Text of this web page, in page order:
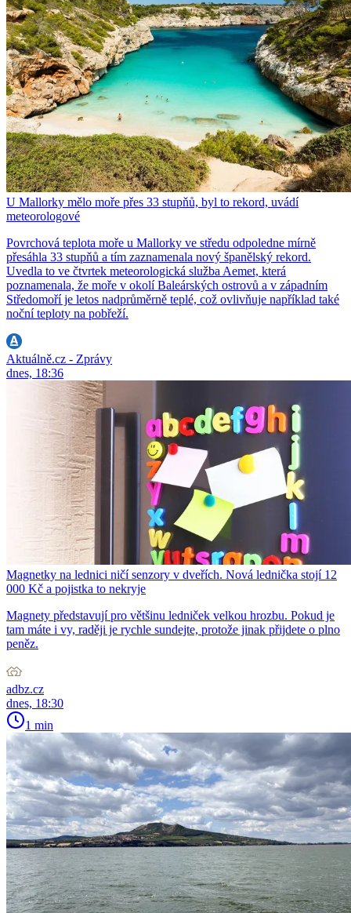
U Mallorky mělo moře přes 33 stupňů, byl to rekord, uvádí
meteorologové
Povrchová teplota moře u Mallorky ve středu odpoledne mírně
přesáhla 33 stupňů a tím zaznamenala nový španělský rekord.
Uvedla to ve čtvrtek meteorologická služba Aemet, která
poznamenala, že moře v okolí Baleárských ostrovů a v západním
Středomoří je letos nadprůměrně teplé, což ovlivňuje například také
noční teploty na pobřeží.
Aktuálně.cz - Zprávy
dnes, 18:36
Magnetky na lednici ničí senzory v dveřích. Nová lednička stojí 12
000 Kč a pojistka to nekryje
Magnety představují pro většinu ledniček velkou hrozbu. Pokud je
tam máte i vy, raději je rychle sundejte, protože jinak přijdete o plno
peněz.
adbz.cz
dnes, 18:30
1 min